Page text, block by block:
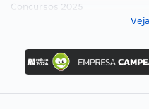
Concursos 2025
Concurso Nacional Unificado
Concurso Ibama
Concurso MPU
Editais publicados